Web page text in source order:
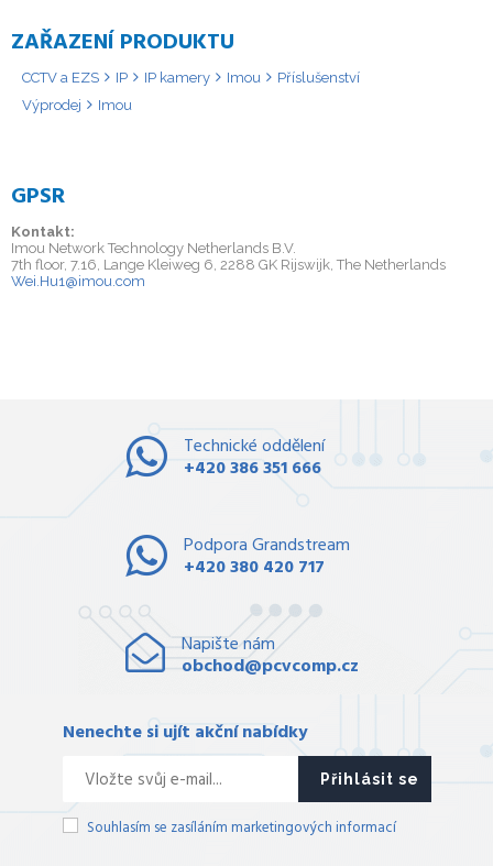
ZAŘAZENÍ PRODUKTU
CCTV a EZS IP IP kamery Imou
Příslušenství
Výprodej
Imou
GPSR
Kontakt:
Imou Network Technology Netherlands B.V.
7th floor, 7.16, Lange Kleiweg 6, 2288 GK Rijswijk, The Netherlands
Wei.Hu1@imou.com
Technické oddělení
+420 386 351 666
Podpora Grandstream
+420 380 420 717
Napište nám
obchod@pcvcomp.cz
Nenechte si ujít akční nabídky
Přihlásit se
Souhlasím se zasíláním marketingových informací